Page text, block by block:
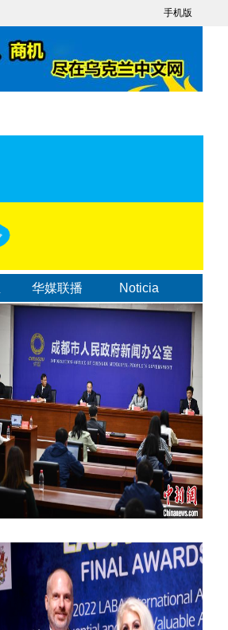
手机版
华媒联播 Noticia